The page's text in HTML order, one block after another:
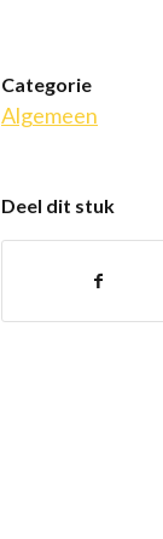
Categorie
Algemeen
Deel dit stuk